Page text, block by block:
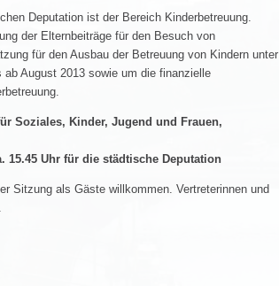
Deputation ist der Bereich Kinderbetreuung.
der Elternbeiträge für den Besuch von
für den Ausbau der Betreuung von Kindern unter
August 2013 sowie um die finanzielle
Soziales, Kinder, Jugend und Frauen,
15.45 Uhr für die städtische Deputation
Sitzung als Gäste willkommen. Vertreterinnen und